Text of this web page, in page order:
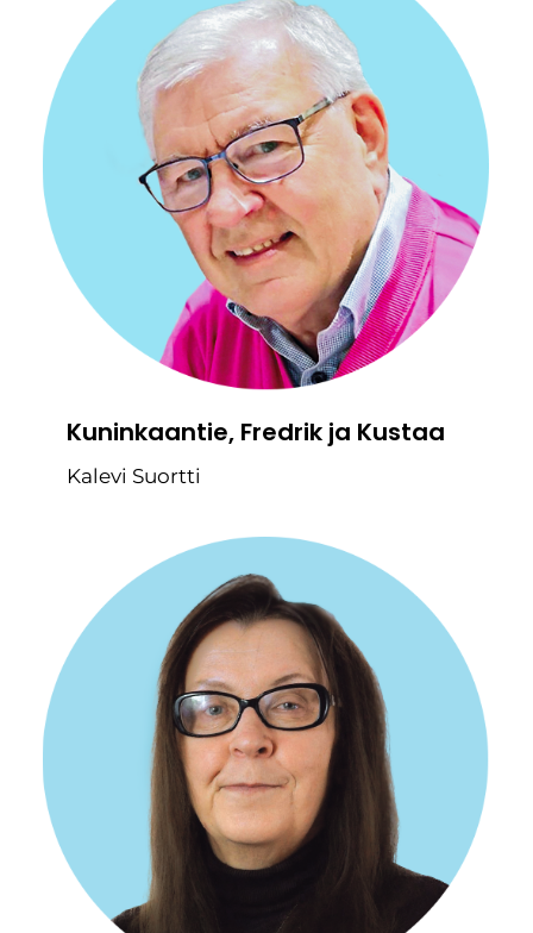
Kuninkaantie, Fredrik ja Kustaa
Kalevi Suortti